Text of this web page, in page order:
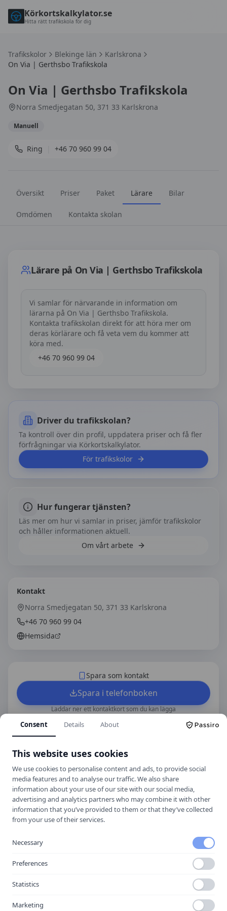
Körkortskalkylator.se
Hitta rätt trafikskola för dig
Trafikskolor Blekinge län
Karlskrona
On Via | Gerthsbo Trafikskola
On Via | Gerthsbo Trafikskola
Norra Smedjegatan 50, 371 33 Karlskrona
Manuell
Ring +46 70 960 99 04
Översikt Priser Paket Lärare Bilar
Omdömen Kontakta skolan
Lärare på On Via | Gerthsbo Trafikskola
Vi samlar för närvarande in information om
lärarna på On Via | Gerthsbo Trafikskola.
Kontakta trafikskolan direkt för att höra mer om
deras körlärare och få veta vem du kommer att
köra med.
+46 70 960 99 04
Driver du trafikskolan?
Ta kontroll över din profil, uppdatera priser och få fler
förfrågningar via Körkortskalkylator.
För trafikskolor
Hur fungerar tjänsten?
Läs mer om hur vi samlar in priser, jämför trafikskolor
och håller informationen aktuell.
Om vårt arbete
Kontakt
Norra Smedjegatan 50, 371 33 Karlskrona
+46 70 960 99 04
Hemsida
Spara som kontakt
Spara i telefonboken
Laddar ner ett kontaktkort som du kan lägga
kontakt med.
Hitta hit
Consent Details About
This website uses cookies
We use cookies to personalise content and ads, to provide social
media features and to analyse our traffic. We also share
information about your use of our site with our social media,
advertising and analytics partners who may combine it with other
information that you’ve provided to them or that they’ve collected
from your use of their services.
Necessary
Preferences
Statistics
Marketing